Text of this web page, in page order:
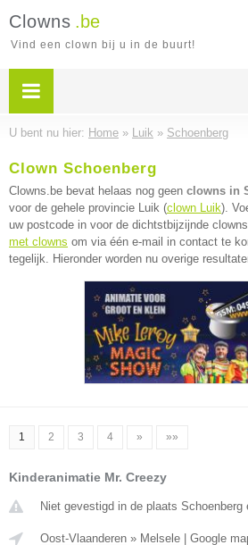
Clowns .be
Vind een clown bij u in de buurt!
U bent nu hier: Home » Luik » Schoenberg
Clown Schoenberg
Clowns.be bevat helaas nog geen clowns in
voor de gehele provincie Luik (clown Luik).
uw postcode in voor de dichtstbijzijnde
met clowns om via één e-mail in contact te
tegelijk. Hieronder worden nu overige
1 2 3 4 » »»
Kinderanimatie Mr. Creezy
Niet gevestigd in de plaats
Oost-Vlaanderen » Melsele Google